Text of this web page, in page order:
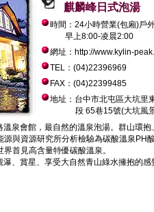
麒麟峰日式泡湯
時間：24小時營業(包廂)戶
早上8:00-凌晨2:00
網址：http://www.kylin-
TEL：(04)22396969
FAX：(04)22399485
地址：台中市北屯區大坑里
段 65巷15號(大坑風
泉會館，最自然的溫泉泡湯。群山環抱
與資源研究所分析檢驗為碳酸溫泉PH
首見高含量特優碳酸溫泉。
、賞星、享受大自然青山綠水擁抱的感